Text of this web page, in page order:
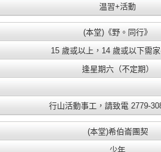
温習+活動
(本堂)《野。同行》
15 歲或以上，14 歲或以下需
逢星期六（不定期）
行山活動事工，請致電 2779-
(本堂)希伯崙團契
少年